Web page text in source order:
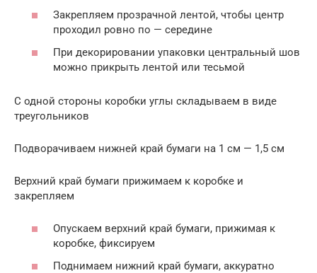
Закрепляем прозрачной лентой, чтобы центр
проходил ровно по — середине
При декорировании упаковки центральный шов
можно прикрыть лентой или тесьмой
С одной стороны коробки углы складываем в виде
треугольников
Подворачиваем нижней край бумаги на 1 см — 1,5 см
Верхний край бумаги прижимаем к коробке и
закрепляем
Опускаем верхний край бумаги, прижимая к
коробке, фиксируем
Поднимаем нижний край бумаги, аккуратно